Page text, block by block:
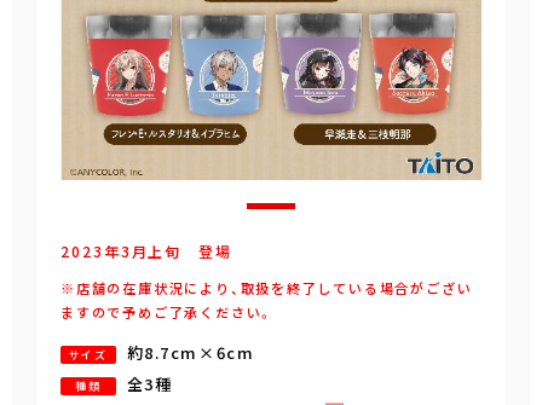
2023年3 月 上旬 登場
※店舗の在庫状況により、取扱を終了している場合がござい
ますので予めご了承ください。
サイズ 約8.7cm×6cm
種類 全3種